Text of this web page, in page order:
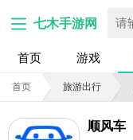
七木手游网
首页 游戏
首页 旅游出行
顺风车